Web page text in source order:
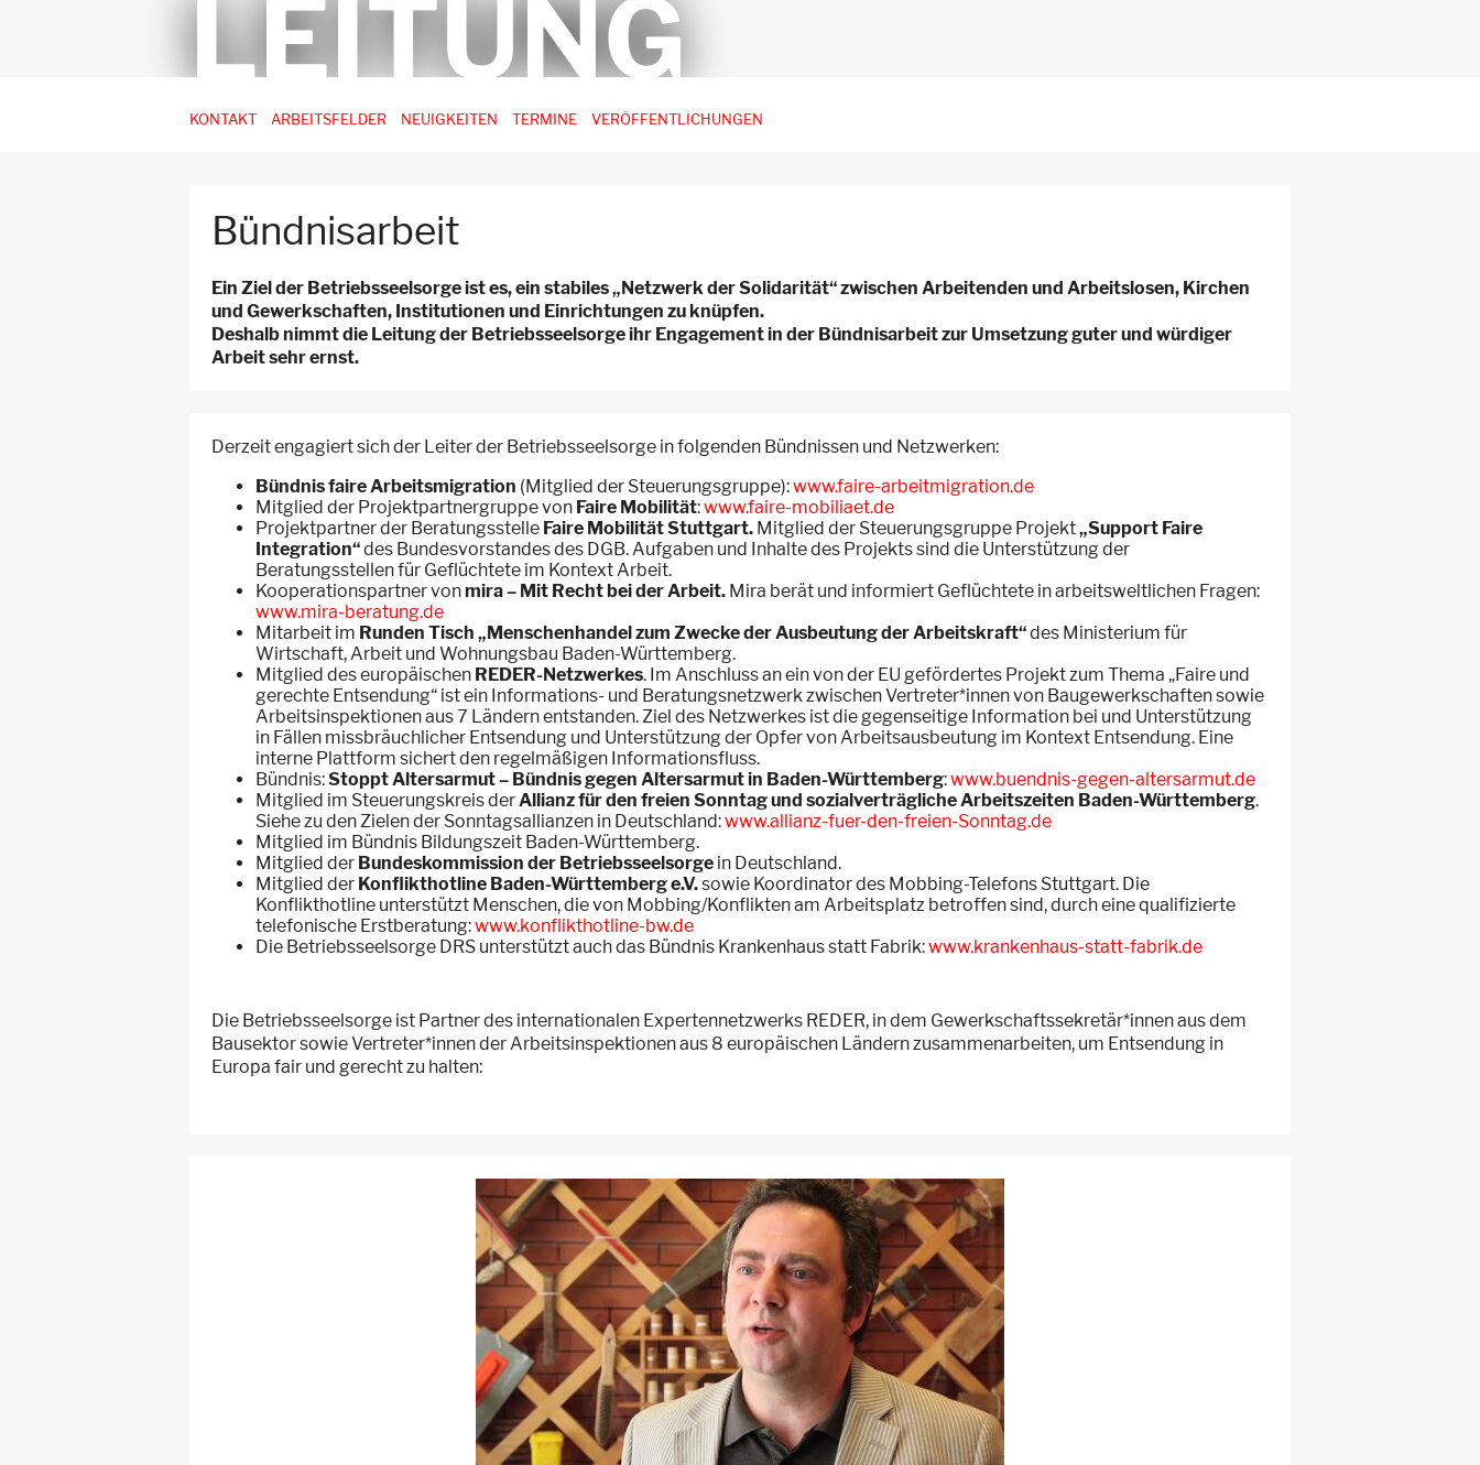
LEITUNG
Hauptnavigation
Arbeitsstellen
KONTAKT ARBEITSFELDER NEUIGKEITEN TERMINE VERÖFFENTLICHUNGEN
Bündnisarbeit
Ein Ziel der Betriebsseelsorge ist es, ein stabiles „Netzwerk der Solidarität“ zwischen Arbeitenden und Arbeitslosen, Kirchen
und Gewerkschaften, Institutionen und Einrichtungen zu knüpfen.
Deshalb nimmt die Leitung der Betriebsseelsorge ihr Engagement in der Bündnisarbeit zur Umsetzung guter und würdiger
Arbeit sehr ernst.
Derzeit engagiert sich der Leiter der Betriebsseelsorge in folgenden Bündnissen und Netzwerken:
Bündnis faire Arbeitsmigration (Mitglied der Steuerungsgruppe):www.faire-arbeitmigration.de
Mitglied der Projektpartnergruppe von Faire Mobilität:www.faire-mobiliaet.de
Projektpartner der Beratungsstelle Faire Mobilität Stuttgart. Mitglied der Steuerungsgruppe Projekt„Support Faire
Integration“des Bundesvorstandes des DGB. Aufgaben und Inhalte des Projekts sind die Unterstützung der
Beratungsstellen für Geflüchtete im Kontext Arbeit.
Kooperationspartner vonmira – Mit Recht bei der Arbeit. Mira berät und informiert Geflüchtete in arbeitsweltlichen Fragen:
www.mira-beratung.de
Mitarbeit im Runden Tisch „Menschenhandel zum Zwecke der Ausbeutung der Arbeitskraft“des Ministerium für
Wirtschaft, Arbeit und Wohnungsbau Baden-Württemberg.
Mitglied des europäischen REDER-Netzwerkes. Im Anschluss an ein von der EU gefördertes Projekt zum Thema „Faire und
gerechte Entsendung“ ist ein Informations- und Beratungsnetzwerk zwischen Vertreter*innen von Baugewerkschaften sowie
Arbeitsinspektionen aus 7 Ländern entstanden. Ziel des Netzwerkes ist die gegenseitige Information bei und Unterstützung
in Fällen missbräuchlicher Entsendung und Unterstützung der Opfer von Arbeitsausbeutung im Kontext Entsendung. Eine
interne Plattform sichert den regelmäßigen Informationsfluss.
Bündnis:Stoppt Altersarmut – Bündnis gegen Altersarmut in Baden-Württemberg:www.buendnis-gegen-altersarmut.de
Mitglied im Steuerungskreis der Allianz für den freien Sonntag und sozialverträgliche Arbeitszeiten Baden-Württemberg.
Siehe zu den Zielen der Sonntagsallianzen in Deutschland:www.allianz-fuer-den-freien-Sonntag.de
Mitglied im Bündnis Bildungszeit Baden-Württemberg.
Mitglied der Bundeskommission der Betriebsseelsorge in Deutschland.
Mitglied der Konflikthotline Baden-Württemberg e.V.sowie Koordinator des Mobbing-Telefons Stuttgart. Die
Konflikthotline unterstützt Menschen, die von Mobbing/Konflikten am Arbeitsplatz betroffen sind, durch eine qualifizierte
telefonische Erstberatung:www.konflikthotline-bw.de
Die Betriebsseelsorge DRS unterstützt auch das Bündnis Krankenhaus statt Fabrik:www.krankenhaus-statt-fabrik.de
Die Betriebsseelsorge ist Partner des internationalen Expertennetzwerks REDER, in dem Gewerkschaftssekretär*innen aus dem
Bausektor sowie Vertreter*innen der Arbeitsinspektionen aus 8 europäischen Ländern zusammenarbeiten, um Entsendung in
Europa fair und gerecht zu halten: